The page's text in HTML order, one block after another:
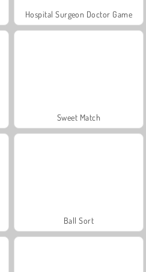
Hospital Surgeon Doctor Game
Sweet Match
Ball Sort